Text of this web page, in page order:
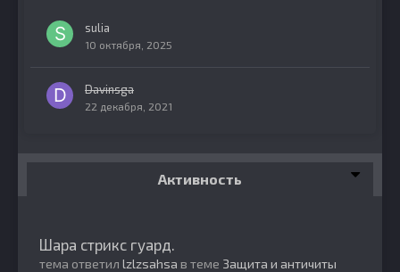
sulia
10 октября, 2025
Davinsga
22 декабря, 2021
Активность
Шара стрикс гуард.
тема ответил lzlzsahsa в теме Защита и античиты